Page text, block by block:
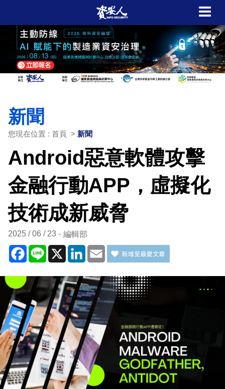
新聞
您現在位置 : 首頁 > 新聞
Android惡意軟體攻擊
金融行動APP，虛擬化
技術成新威脅
2025 / 06 / 23 編輯部
Facebook
Line X LinkedIn
Email